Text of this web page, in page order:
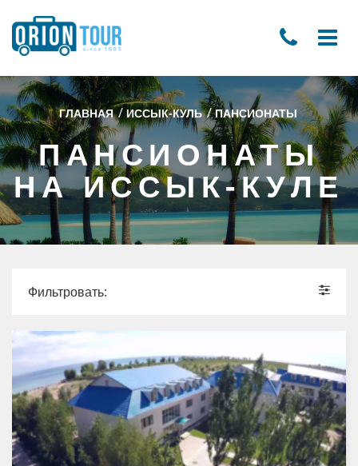
ГЛАВНАЯ/ ИССЫК-КУЛЬ/ПАНСИОНАТЫ
ПАНСИОНАТЫ
НА ИССЫК-КУЛЕ
Фильтровать: